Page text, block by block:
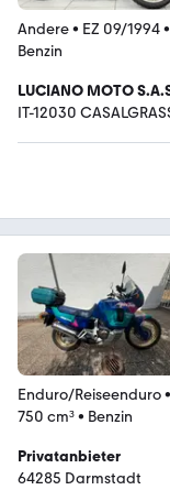
Andere• EZ 09/1994•
Benzin
LUCIANO MOTO
IT-12030
Enduro/Reiseenduro•
750 cm³• Benzin
Privatanbieter
64285 Darmstadt